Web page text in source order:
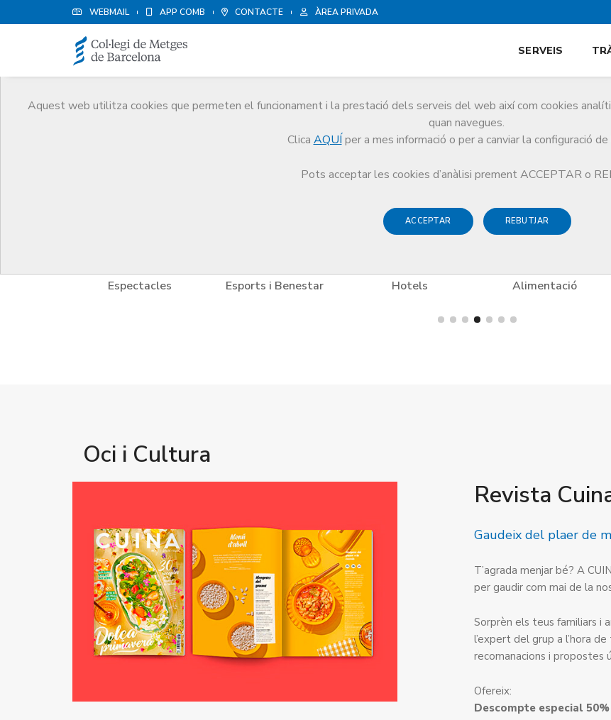
WEBMAIL APP COMB CONTACTE ÀREA PRIVADA
Aquest web utilitza cookies que permeten el funcionament i la prestació dels serveis del web així com cookies
quan navegues.
Clica AQUÍ per a mes informació o per a canviar la configuració
Pots acceptar les cookies d’anàlisi prement ACCEPTAR o
ACCEPTAR REBUTJAR
SERVEIS
Avantatges i descomptes Oci i Cultura Revista Cuina
Espectacles Esports i Benestar Hotels Alimentació
Oci i Cultura
Revista
Gaudeix del plaer de
T’agrada menjar bé? A
per gaudir com mai de la
Sorprèn els teus familiars i
l’expert del grup a l’hora
recomanacions i propostes
Ofereix:
Descompte especial